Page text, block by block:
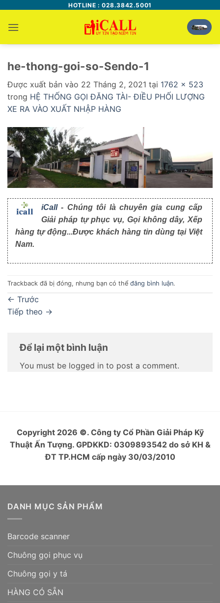
nội
dung
HOTLINE : 028.3842.5001
he-thong-goi-so-Sendo-1
Được xuất bản vào 22 Tháng 2, 2021 tại 1762 × 523
trong HỆ THỐNG GỌI ĐĂNG TÀI- ĐIỀU PHỐI LƯỢNG
XE RA VÀO XUẤT NHẬP HÀNG
iCall- Chúng tôi là chuyên gia cung cấp
Giải pháp tự phục vụ, Gọi không dây, Xếp
hàng tự động...Được khách hàng tin dùng tại Việt
Nam.
Trackback đã bị đóng, nhưng bạn có thể đăng bình luận.
← Trước
Tiếp theo →
Để lại một bình luận
You must be logged in to post a comment.
Copyright 2026 ©. Công ty Cổ Phần Giải Pháp Kỹ
Thuật Ấn Tượng. GPDKKD: 0309893542 do sở KH &
ĐT TP.HCM cấp ngày 30/03/2010
DANH MỤC SẢN PHẨM
Barcode scanner
Chuông gọi phục vụ
Chuông gọi y tá
HÀNG CÓ SẴN